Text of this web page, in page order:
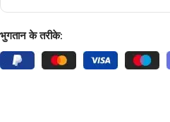
भुगतान के तरीके: